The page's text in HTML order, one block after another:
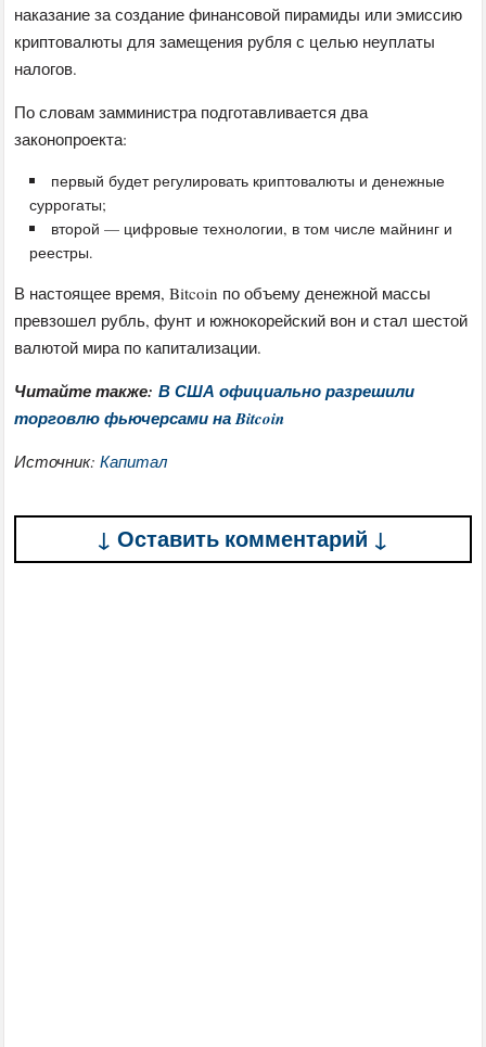
наказание за создание финансовой пирамиды или эмиссию
криптовалюты для замещения рубля с целью неуплаты
налогов.
По словам замминистра подготавливается два
законопроекта:
первый будет регулировать криптовалюты и денежные
суррогаты;
второй — цифровые технологии, в том числе майнинг и
реестры.
В настоящее время, Bitcoin по объему денежной массы
превзошел рубль, фунт и южнокорейский вон и стал шестой
валютой мира по капитализации.
Читайте также:В США официально разрешили
торговлю фьючерсами на Bitcoin
Источник:Капитал
↓ Оставить комментарий ↓